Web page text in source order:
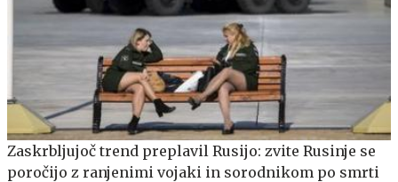
Zaskrbljujoč trend preplavil Rusijo: zvite Rusinje se
poročijo z ranjenimi vojaki in sorodnikom po smrti